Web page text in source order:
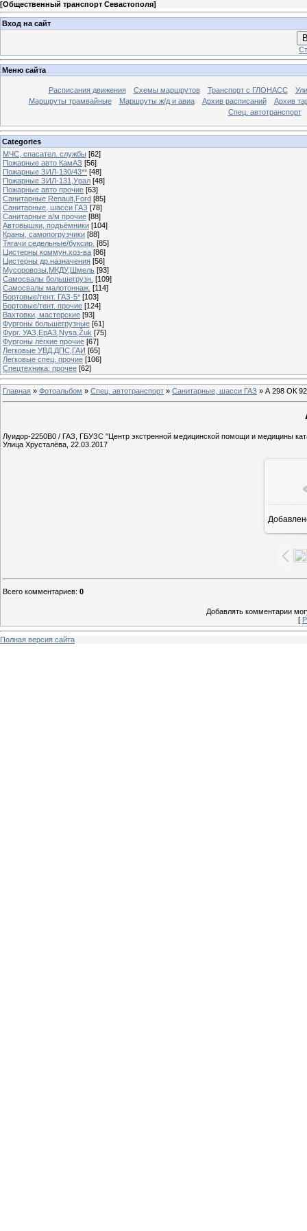
[Общественный транспорт Севастополя]
Вход на сайт
Меню сайта
Расписания движения Схемы маршрутов Транспорт с ГЛОНАСС
Маршруты трамвайные
Маршруты ж/д и авиа Архив расписаний
Архив
Спец. автотранспорт
Categories
МЧС, спасател. службы [62]
Пожарные авто КамАЗ [56]
Пожарные ЗИЛ-130/43** [48]
Пожарные ЗИЛ-131,Урал [48]
Пожарные авто прочие [63]
Санитарные Renault,Ford [85]
Санитарные, шасси ГАЗ [78]
Санитарные а/м прочие [88]
Автовышки, подъёмники [104]
Краны, самопогрузчики [88]
Тягачи седельные/буксир. [85]
Цистерны коммун.хоз-ва [86]
Цистерны др.назначения [56]
Мусоровозы,МКДУ,Шмель [93]
Самосвалы большегрузн. [109]
Самосвалы малотоннаж. [114]
Бортовые/тент. ГАЗ-5* [103]
Бортовые/тент. прочие [124]
Вахтовки, мастерские [93]
Фургоны большегрузные [61]
Фург. УАЗ,ЕрАЗ,Nysa,Žuk [75]
Фургоны лёгкие прочие [67]
Легковые УВД,ДПС,ГАИ [65]
Легковые спец. прочие [106]
Спецтехника: прочее [62]
Главная » Фотоальбом » Спец. автотранспорт » Санитарные, шасси ГАЗ » А 298 ОК 92
Луидор-2250B0 / ГАЗ, ГБУЗС "Центр экстренной медицинской помощи и медицины
Улица Хрусталёва, 22.03.2017
Всего комментариев: 0
Добавлять комментарии
[
Полная версия сайта